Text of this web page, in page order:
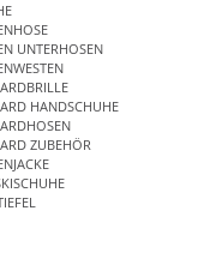
UNTERHOSEN
HANDSCHUHE
ZUBEHÖR